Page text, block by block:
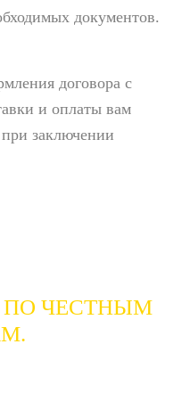
документов.
договора с
и оплаты вам
заключении
ПО ЧЕСТНЫМ